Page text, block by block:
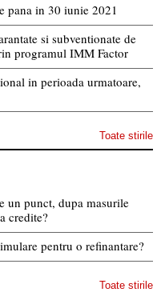
pana in 30 iunie 2021
si subventionate de
programul IMM Factor
in perioada urmatoare,
Toate stirile
un punct, dupa masurile
credite?
pentru o refinantare?
Toate stirile